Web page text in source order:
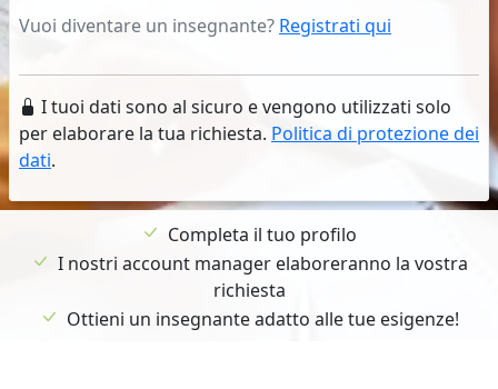
Vuoi diventare un insegnante? Registrati qui
I tuoi dati sono al sicuro e vengono utilizzati solo
per elaborare la tua richiesta. Politica di protezione dei
dati.
Completa il tuo profilo
I nostri account manager elaboreranno la vostra
richiesta
Ottieni un insegnante adatto alle tue esigenze!